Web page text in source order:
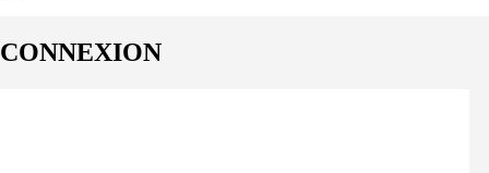
CONNEXION